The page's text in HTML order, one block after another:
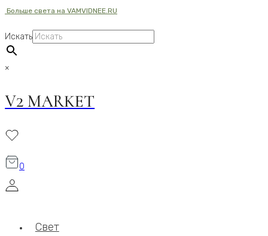
Перейти
содержимому
Больше света на VAMVIDNEE.RU
Искать
×
V2 MARKET
0
Свет